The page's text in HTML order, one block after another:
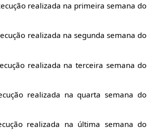
realizada na primeira semana do
realizada na segunda semana do
realizada na terceira semana do
realizada na quarta semana do
realizada na última semana do